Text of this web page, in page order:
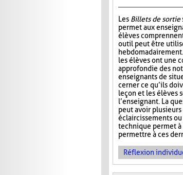
Les Billets de sortie
permet aux
élèves
outil peut être
les élèves ont une
approfondie des
enseignants de
cerner ce qu’ils
leçon et les élèves
l’enseignant. La
peut avoir
éclaircissements
technique permet à
permettre à ces
Réflexion